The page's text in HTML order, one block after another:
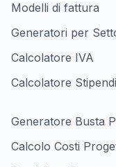
Modelli di fattura
Generatori per
Calcolatore IVA
Calcolatore
Generatore Busta
Calcolo Costi